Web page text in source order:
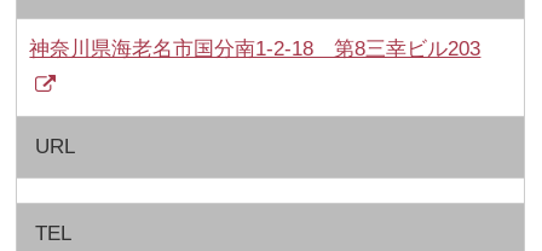
神奈川県海老名市国分南1-2-18 第8三幸ビル203
URL
TEL